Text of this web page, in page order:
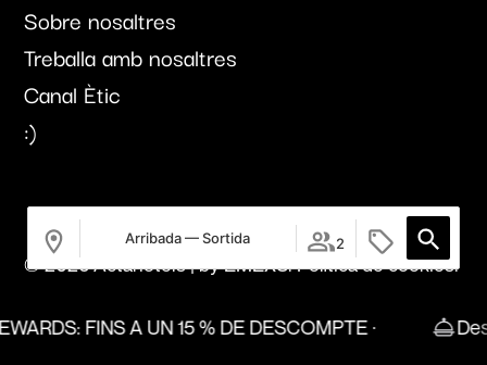
Arribada — Sortida 2
FINS A UN 15 % DE DESCOMPTE ·
Sobre nosaltres
Treballa amb nosaltres
Canal Ètic
:)
© 2026 Actahotels | byEMEXS.Política de cookies.